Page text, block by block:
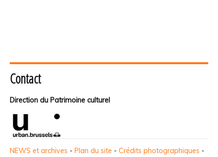
Contact
Direction du Patrimoine culturel
NEWS et archives - Plan du site - Crédits photographiques -